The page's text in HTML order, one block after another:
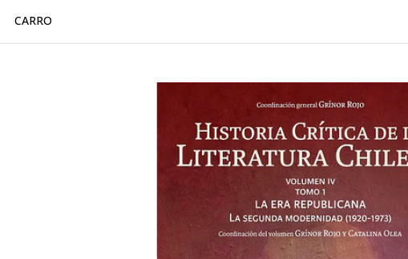
CARRO